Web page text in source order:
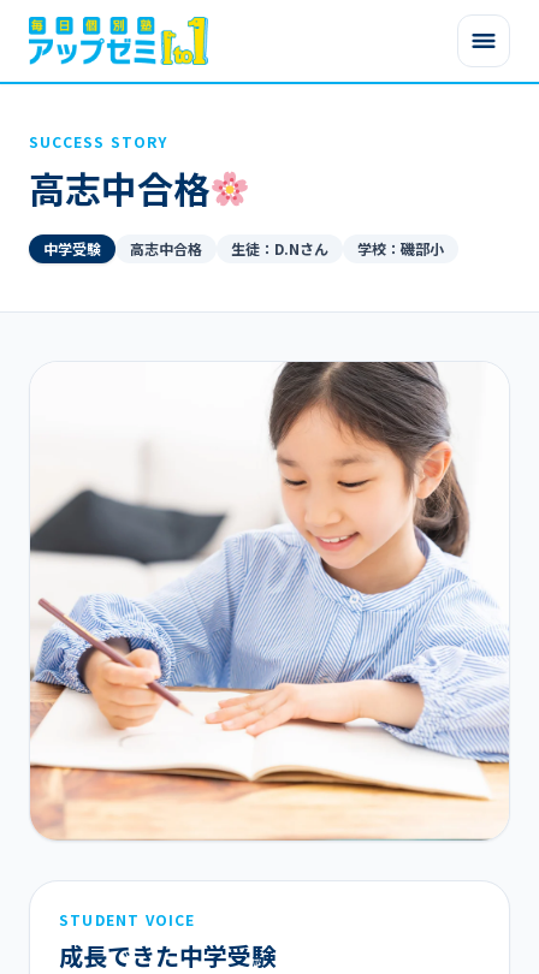
SUCCESS STORY
高志中合格
中学受験 高志中合格 生徒：D.Nさん 学校：磯部小
STUDENT VOICE
成長できた中学受験